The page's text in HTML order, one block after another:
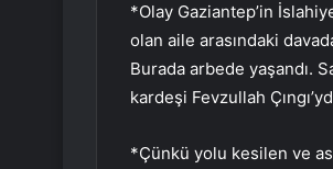
*Olay Gaziantep’in
olan aile arasındaki
Burada arbede yaşandı.
kardeşi Fevzullah
*Çünkü yolu kesilen ve